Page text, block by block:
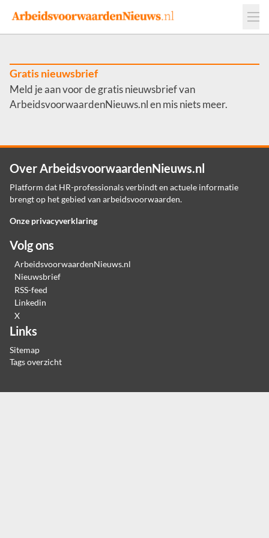
Events
Adverteren
Werkgevers
Contact
Gratis nieuwsbrief
Meld je aan voor de gratis nieuwsbrief van
ArbeidsvoorwaardenNieuws.nl en mis niets meer.
Over ArbeidsvoorwaardenNieuws.nl
Platform dat HR-professionals verbindt en actuele informatie
brengt op het gebied van arbeidsvoorwaarden.
Onze privacyverklaring
Volg ons
ArbeidsvoorwaardenNieuws.nl
Nieuwsbrief
RSS-feed
Linkedin
X
Links
Sitemap
Tags overzicht